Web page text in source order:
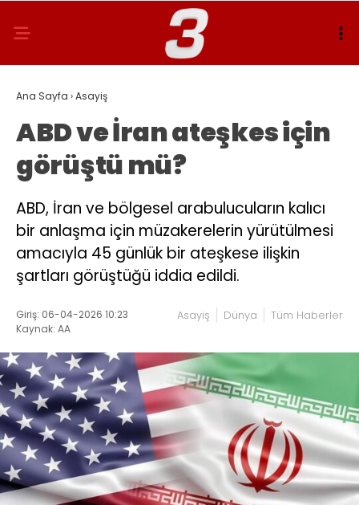
Ana Sayfa ›Asayiş
ABD ve İran ateşkes için
görüştü mü?
ABD, İran ve bölgesel arabulucuların kalıcı
bir anlaşma için müzakerelerin yürütülmesi
amacıyla 45 günlük bir ateşkese ilişkin
şartları görüştüğü iddia edildi.
Giriş: 06-04-2026 10:23
Kaynak: AA
Asayiş Dünya Tüm Haberler